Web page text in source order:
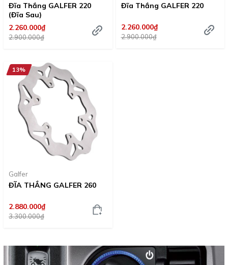
Đĩa Thắng GALFER 220
(Đĩa Sau)
2.260.000₫
2.900.000₫
Đĩa Thắng GALFER 220
2.260.000₫
2.900.000₫
13%
Galfer
ĐĨA THẮNG GALFER 260
2.880.000₫
3.300.000₫